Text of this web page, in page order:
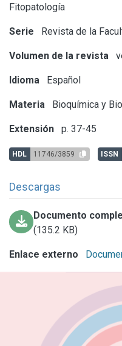
Fitopatología
Serie Revista de la
Volumen de la revista
Idioma Español
Materia Bioquímica y
Extensión p. 37-45
HDL 11746/3859 ISSN
Descargas
Documento
(135.2 KB)
Enlace externo